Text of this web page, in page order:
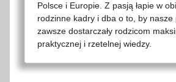
Polsce i Europie. Z pasją łapie w
rodzinne kadry i dba o to, by nasze
zawsze dostarczały rodzicom
praktycznej i rzetelnej wiedzy.